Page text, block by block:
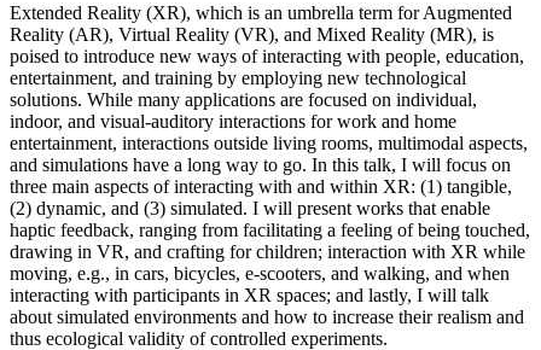
Extended Reality (XR), which is an umbrella term for Augmented
Reality (AR), Virtual Reality (VR), and Mixed Reality (MR), is
poised to introduce new ways of interacting with people, education,
entertainment, and training by employing new technological
solutions. While many applications are focused on individual,
indoor, and visual-auditory interactions for work and home
entertainment, interactions outside living rooms, multimodal aspects,
and simulations have a long way to go. In this talk, I will focus on
three main aspects of interacting with and within XR: (1) tangible,
(2) dynamic, and (3) simulated. I will present works that enable
haptic feedback, ranging from facilitating a feeling of being touched,
drawing in VR, and crafting for children; interaction with XR while
moving, e.g., in cars, bicycles, e-scooters, and walking, and when
interacting with participants in XR spaces; and lastly, I will talk
about simulated environments and how to increase their realism and
thus ecological validity of controlled experiments.